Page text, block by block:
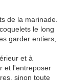
de la marinade.
le long
garder entiers,
et à
et l'entreposer
sinon toute